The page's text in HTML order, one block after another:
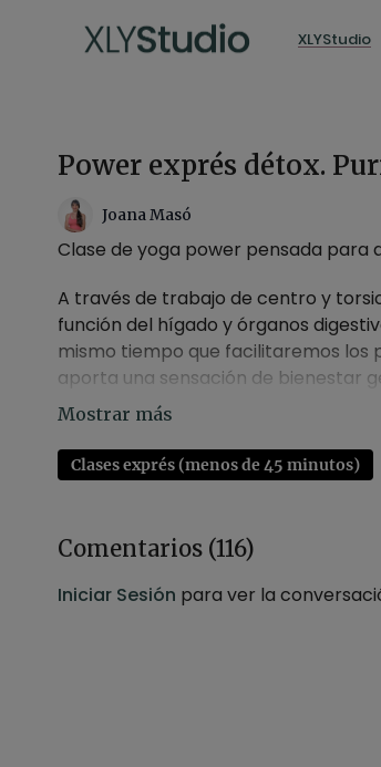
XLYStudio
Power exprés détox.
Joana Masó
Clase de yoga power pensada para
A través de trabajo de centro y
función del hígado y órganos
mismo tiempo que facilitaremos los
aporta una sensación de bienestar
SOBRE ESTA CLASE:
-Estilo:power flow
Clases exprés (menos de 45 minutos)
Comentarios (116)
Iniciar Sesión para ver la